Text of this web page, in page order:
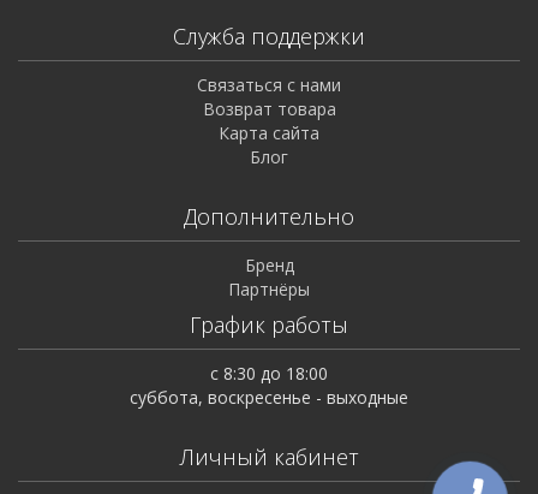
Служба поддержки
Связаться с нами
Возврат товара
Карта сайта
Блог
Дополнительно
Бренд
Партнёры
График работы
с 8:30 до 18:00
суббота, воскресенье - выходные
Личный кабинет